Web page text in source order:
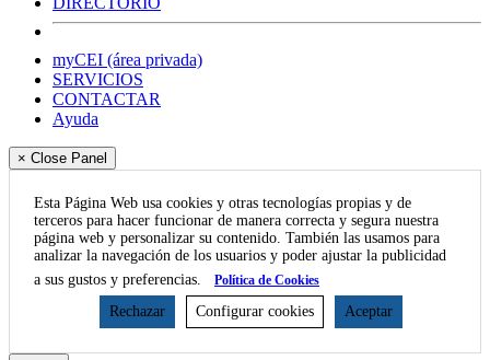
myCEI (área privada)
SERVICIOS
CONTACTAR
Ayuda
× Close Panel
Esta Página Web usa cookies y otras tecnologías propias y de
terceros para hacer funcionar de manera correcta y segura nuestra
página web y personalizar su contenido. También las usamos para
analizar la navegación de los usuarios y poder ajustar la publicidad
a sus gustos y preferencias.
Política de Cookies
Rechazar Configurar cookies Aceptar